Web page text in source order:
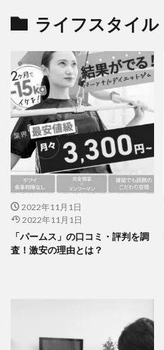
ライフスタイル
2022年11月1日
2022年11月1日
「パームス」の口コミ・評判を調
査！激安の理由とは？